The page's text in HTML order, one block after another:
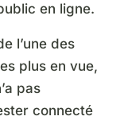
en ligne.
l’une des
plus en vue,
pas
connecté